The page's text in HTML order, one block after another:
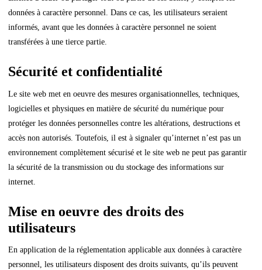
données à caractère personnel. Dans ce cas, les utilisateurs seraient
informés, avant que les données à caractère personnel ne soient
transférées à une tierce partie.
Sécurité et confidentialité
Le site web met en oeuvre des mesures organisationnelles, techniques,
logicielles et physiques en matière de sécurité du numérique pour
protéger les données personnelles contre les altérations, destructions et
accès non autorisés. Toutefois, il est à signaler qu’internet n’est pas un
environnement complètement sécurisé et le site web ne peut pas garantir
la sécurité de la transmission ou du stockage des informations sur
internet.
Mise en oeuvre des droits des
utilisateurs
En application de la réglementation applicable aux données à caractère
personnel, les utilisateurs disposent des droits suivants, qu’ils peuvent